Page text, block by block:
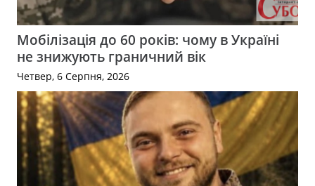
Мобілізація до 60 років: чому в Україні
не знижують граничний вік
Четвер, 6 Серпня, 2026